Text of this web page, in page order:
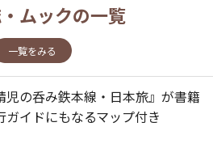
ムックの一覧
一覧をみる
児の呑み鉄本線・日本旅』が書籍
イドにもなるマップ付き